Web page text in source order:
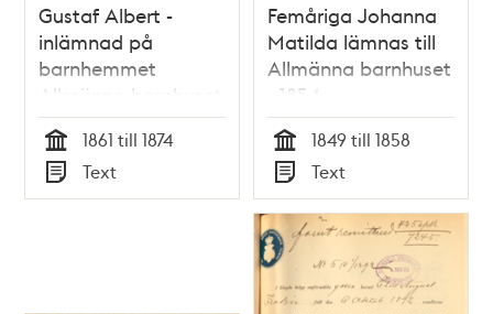
Gustaf Albert -
inlämnad på
barnhemmet
Allmänna barnhuset
1861
Tid
1861 till 1874
Typ
Text
Femåriga Johanna
Matilda lämnas till
Allmänna barnhuset
- 1854
Tid
1849 till 1858
Typ
Text